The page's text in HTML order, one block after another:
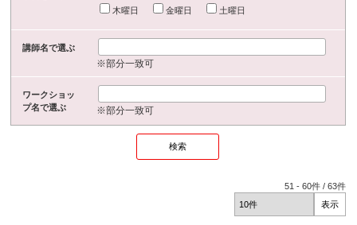
木曜日
金曜日 土曜日
講師名で選ぶ
※部分一致可
ワークショッ
プ名で選ぶ
※部分一致可
51 -60件 /63件